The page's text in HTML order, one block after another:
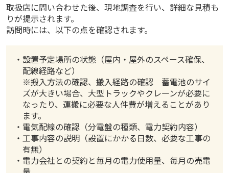
取扱店に問い合わせた後、現地調査を行い、詳細な見積も
りが提示されます。
訪問時には、以下の点を確認されます。
・設置予定場所の状態（屋内・屋外のスペース確保、
配線経路など）
※搬入方法の確認、搬入経路の確認 蓄電池のサイ
ズが大きい場合、大型トラックやクレーンが必要に
なったり、運搬に必要な人件費が増えることがあり
ます。
・電気配線の確認（分電盤の種類、電力契約内容）
・工事内容の説明（設置にかかる日数、必要な工事の
有無）
・電力会社との契約と毎月の電力使用量、毎月の売電